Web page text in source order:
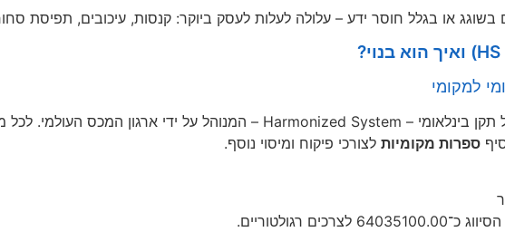
בשוגג או בגלל חוסר ידע – עלולה לעלות לעסק ביוקר: קנסות, עיכובים, תפיסת
למקומי
ספרות מקומיותלצורכי פיקוח ומיסוי נוסף.
רגולטוריים.